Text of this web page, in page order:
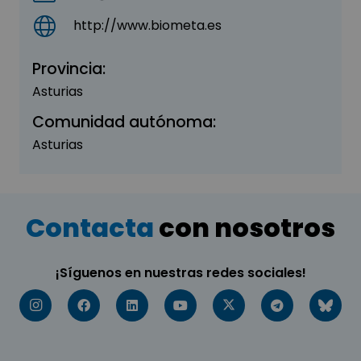
http://www.biometa.es
Provincia:
Asturias
Comunidad autónoma:
Asturias
Contactacon nosotros
¡Síguenos en nuestras redes sociales!